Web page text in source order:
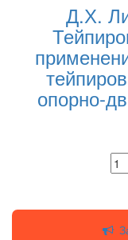
Д.Х.
опорно-